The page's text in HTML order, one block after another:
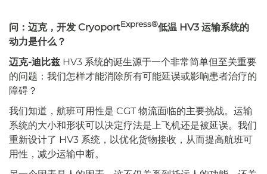
问：迈克，开发 CryoportExpress®低温 HV3 运输系统的
动力是什么？
迈克-迪比兹 HV3 系统的诞生源于一个非常简单但至关重要
的问题：我们怎样才能消除所有可能延误或影响患者治疗的
障碍？
我们知道，航班可用性是 CGT 物流面临的主要挑战。运输
系统的大小和形状可以决定疗法是上飞机还是被延误。我们
重新设计了 HV3 系统，以优化货物接收，从而提高航班可
用性，减少运输中断。